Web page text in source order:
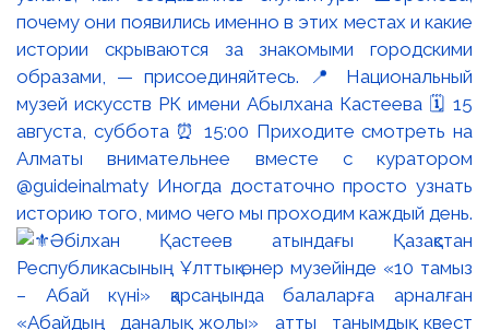
почему они появились именно в этих местах и какие
истории скрываются за знакомыми городскими
образами, — присоединяйтесь. 📍 Национальный
музей искусств РК имени Абылхана Кастеева 🗓 15
августа, суббота ⏰ 15:00 Приходите смотреть на
Алматы внимательнее вместе с куратором
@guideinalmaty Иногда достаточно просто узнать
историю того, мимо чего мы проходим каждый день.